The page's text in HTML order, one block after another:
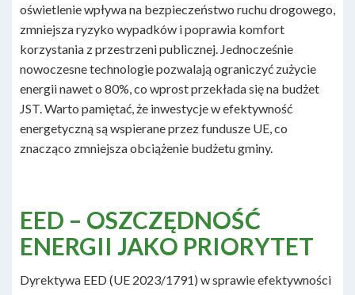
oświetlenie wpływa na bezpieczeństwo ruchu drogowego,
zmniejsza ryzyko wypadków i poprawia komfort
korzystania z przestrzeni publicznej. Jednocześnie
nowoczesne technologie pozwalają ograniczyć zużycie
energii nawet o 80%, co wprost przekłada się na budżet
JST. Warto pamiętać, że inwestycje w efektywność
energetyczną są wspierane przez fundusze UE, co
znacząco zmniejsza obciążenie budżetu gminy.
EED – OSZCZĘDNOŚĆ
ENERGII JAKO PRIORYTET
Dyrektywa EED (UE 2023/1791) w sprawie efektywności